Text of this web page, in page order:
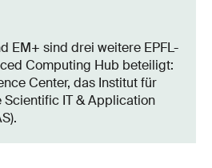
EM+ sind drei weitere EPFL-
Computing Hub beteiligt:
Center, das Institut für
Scientific IT & Application